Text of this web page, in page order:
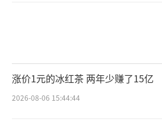
涨价1元的冰红茶 两年少赚了15亿
2026-08-06 15:44:44